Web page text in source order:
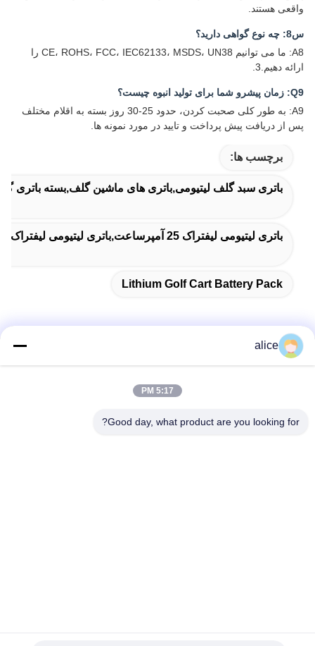
واقعی هستند.
س8: چه نوع گواهی دارید؟
A8: ما می توانیم CE، ROHS، FCC، IEC62133، MSDS، UN38 را
ارائه دهیم.3.
Q9: زمان پیشرو شما برای تولید انبوه چیست؟
A9: به طور کلی صحبت کردن، حدود 25-30 روز بسته به اقلام مختلف
پس از دریافت پیش پرداخت و تایید در مورد نمونه ها.
برچسب ها:
باتری سبد گلف لیتیومی,باتری های ماشین گلف,بسته باتری
باتری لیتیومی لیفتراک 25 آمپرساعت,باتری لیتیومی لیفتراک 2000 چرخه,باطری لیتیوم یون لیفپو4
Lithium Golf Cart Battery Pack
تماس سریع
جاده پنجم فویوان، پارک صنعتی باتری لیتیوم، منطقه تکنولوژی بالا،
alice
5:17 PM
Good day, what product are you looking for?